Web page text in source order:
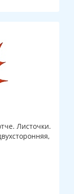
Листочки.